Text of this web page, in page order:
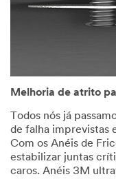
Melhoria de atrito
Todos nós já
de falha imprevistas
Com os Anéis de
estabilizar juntas
caros. Anéis 3M